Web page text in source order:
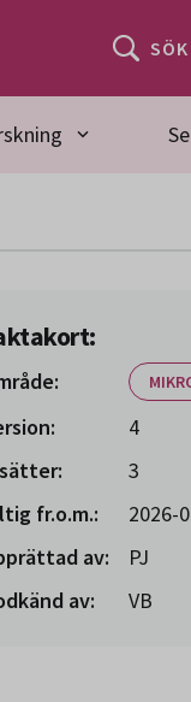
SÖK
4
3
fr.o.m.:
2026-
av:
PJ
av:
VB